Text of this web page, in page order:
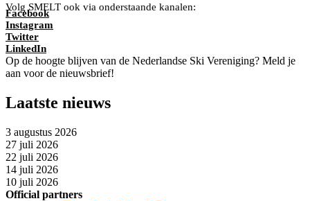
Volg SMELT ook via onderstaande kanalen:
Facebook
Instagram
Twitter
LinkedIn
Op de hoogte blijven van de Nederlandse Ski Vereniging? Meld je
aan voor de nieuwsbrief!
Laatste nieuws
3 augustus 2026
27 juli 2026
22 juli 2026
14 juli 2026
10 juli 2026
Official partners